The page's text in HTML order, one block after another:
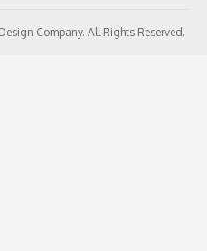
Company. All Rights Reserved.